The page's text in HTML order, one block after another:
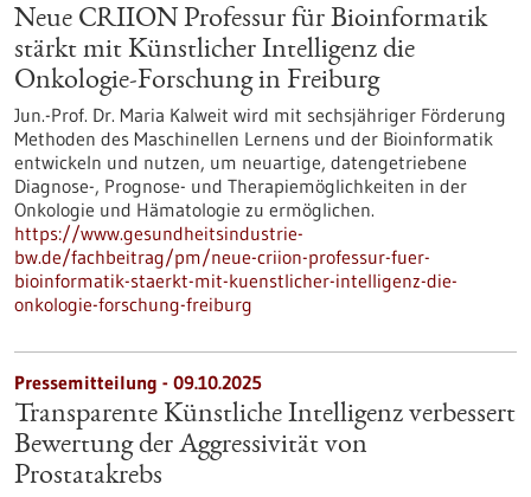
Neue CRIION Professur für Bioinformatik
stärkt mit Künstlicher Intelligenz die
Onkologie-Forschung in Freiburg
Jun.-Prof. Dr. Maria Kalweit wird mit sechsjähriger Förderung
Methoden des Maschinellen Lernens und der Bioinformatik
entwickeln und nutzen, um neuartige, datengetriebene
Diagnose-, Prognose- und Therapiemöglichkeiten in der
Onkologie und Hämatologie zu ermöglichen.
https://www.gesundheitsindustrie-
bw.de/fachbeitrag/pm/neue-criion-professur-fuer-
bioinformatik-staerkt-mit-kuenstlicher-intelligenz-die-
onkologie-forschung-freiburg
Pressemitteilung - 09.10.2025
Transparente Künstliche Intelligenz verbessert
Bewertung der Aggressivität von
Prostatakrebs